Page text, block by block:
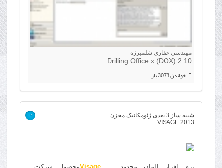
مهندسی حفاری شلمبرژه
Drilling Office x (DOX) 2.10
خواندن 3078 بار
شبیه ساز 3 بعدی ژئومکانیک مخزن
VISAGE 2013
>
نرم افزار المان محدود Visageمحصول شرکت